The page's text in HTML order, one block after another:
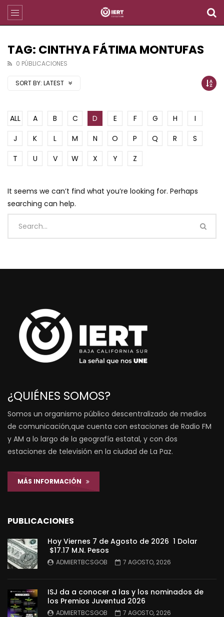
TAG: CINTHYA FÁTIMA MONTUFAS
0 PÚBLICACIONES
SORT BY: LATEST
ALL A B C D E F G H
I
J
K L M N O P Q R
S
T
U V W X Y Z
It seems we can’t find what you’re looking for. Perhaps
searching can help.
¿QUIÉNES SOMOS?
Somos un organismo público descentralizado de medios
de comunicación,que cuenta con estaciones de Radio FM
y AM a lo largo de la geografía estatal, y con dos
estaciones de televisión en la ciudad de La Paz.
MÁS INFORMACIÓN
PUBLICACIONES
Hoy Viernes 7 de Agosto de 2026 1 Dolar
$17.17 M.N. Pesos
ADMIERTBCSGOB 7 AGOSTO, 2026
ISJ da a conocer a las y los nominados de
los Premios Juventud 2026
ADMIERTBCSGOB 7 AGOSTO, 2026